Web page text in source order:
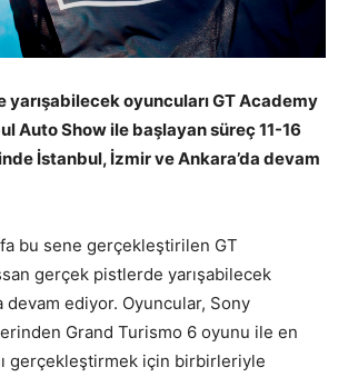
yarışabilecek oyuncuları GT Academy
Auto Show ile başlayan süreç11-16
İstanbul, İzmir ve Ankara’da devam
bu sene gerçekleştirilen GT
gerçek pistlerde yarışabilecek
devam ediyor. Oyuncular, Sony
Grand Turismo 6 oyunu ile en
gerçekleştirmek için birbirleriyle